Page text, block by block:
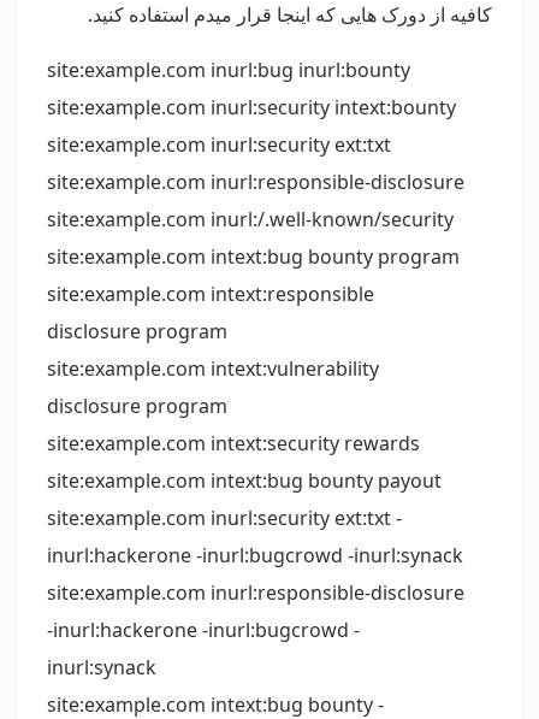
کافیه از دورک هایی که اینجا قرار میدم استفاده کنید.
site:example.com inurl:bug inurl:bounty
site:example.com inurl:security intext:bounty
site:example.com inurl:security ext:txt
site:example.com inurl:responsible-disclosure
site:example.com inurl:/.well-known/security
site:example.com intext:bug bounty program
site:example.com intext:responsible
disclosure program
site:example.com intext:vulnerability
disclosure program
site:example.com intext:security rewards
site:example.com intext:bug bounty payout
site:example.com inurl:security ext:txt -
inurl:hackerone -inurl:bugcrowd -inurl:synack
site:example.com inurl:responsible-disclosure
-inurl:hackerone -inurl:bugcrowd -
inurl:synack
site:example.com intext:bug bounty -